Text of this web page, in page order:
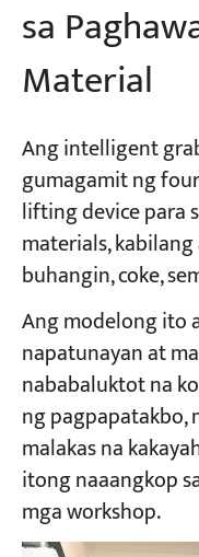
Mga Proyekto
Mga Blog
sa
Material
Ang intelligent
gumagamit ng
lifting device para
materials,
buhangin, coke,
Ang modelong ito
napatunayan at
nababaluktot na
ng pagpapatakbo,
malakas na
itong naaangkop
mga workshop.